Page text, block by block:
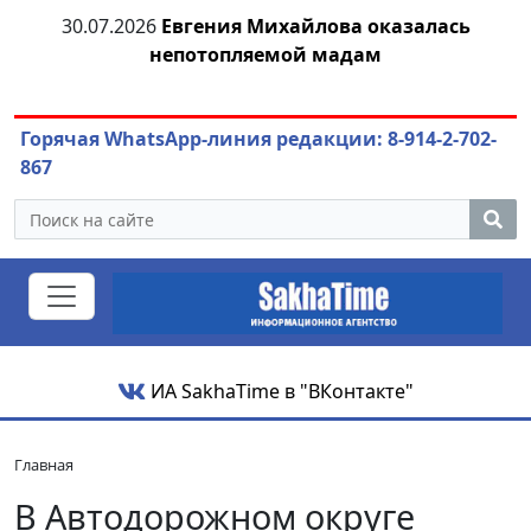
30.07.2026 Евгения Михайлова оказалась
непотопляемой мадам
Горячая WhatsApp-линия редакции: 8-914-2-702-
867
ИА SakhaTime в "ВКонтакте"
Главная
В Автодорожном округе